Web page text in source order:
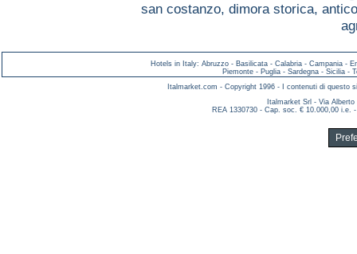
san costanzo, dimora storica,
Hotels in Italy: Abruzzo - Basilicata - Calabria - Campania -
Piemonte- Puglia- Sardegna- Sicilia-
Italmarket.com - Copyright 1996 - I contenuti di questo
Italmarket Srl - Via
REA 1330730 - Cap. soc. € 10.000,00 i.e.